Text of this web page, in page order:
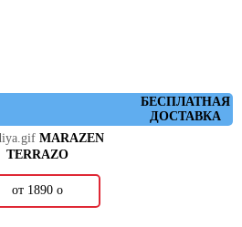
БЕСПЛАТНАЯ
ДОСТАВКА
MARAZEN
TERRAZO
от 1890 о